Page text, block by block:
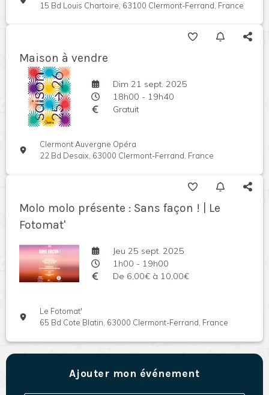
15 Bd Louis Chartoire, 63100 Clermont-Ferrand, France
Maison à vendre
Dim 21 sept. 2025
18h00 - 19h40
Gratuit
Clermont Auvergne Opéra
22 Bd Desaix, 63000 Clermont-Ferrand, France
Molo molo présente : Sans façon ! | Le
Fotomat'
Jeu 25 sept. 2025
1h00 - 19h00
De 6,00€ à 10,00€
Le Fotomat'
65 Bd Cote Blatin, 63000 Clermont-Ferrand, France
Ajouter mon événement